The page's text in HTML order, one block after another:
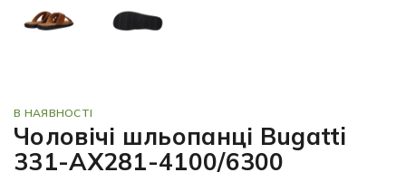
В НАЯВНОСТІ
Чоловічі шльопанці Bugatti
331-AX281-4100/6300